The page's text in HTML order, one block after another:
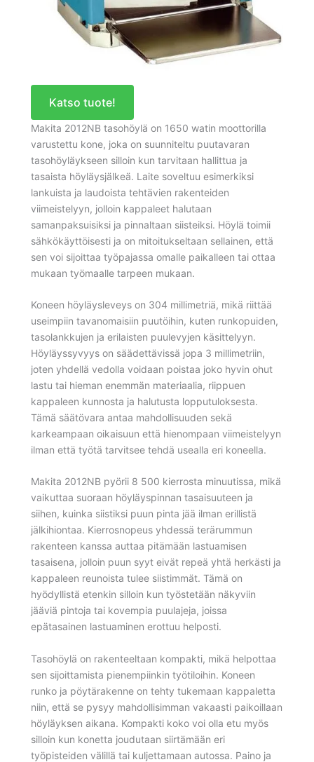
Katso tuote!
Makita 2012NB tasohöylä on 1650 watin moottorilla
varustettu kone, joka on suunniteltu puutavaran
tasohöyläykseen silloin kun tarvitaan hallittua ja
tasaista höyläysjälkeä. Laite soveltuu esimerkiksi
lankuista ja laudoista tehtävien rakenteiden
viimeistelyyn, jolloin kappaleet halutaan
samanpaksuisiksi ja pinnaltaan siisteiksi. Höylä toimii
sähkökäyttöisesti ja on mitoitukseltaan sellainen, että
sen voi sijoittaa työpajassa omalle paikalleen tai ottaa
mukaan työmaalle tarpeen mukaan.
Koneen höyläysleveys on 304 millimetriä, mikä riittää
useimpiin tavanomaisiin puutöihin, kuten runkopuiden,
tasolankkujen ja erilaisten puulevyjen käsittelyyn.
Höyläyssyvyys on säädettävissä jopa 3 millimetriin,
joten yhdellä vedolla voidaan poistaa joko hyvin ohut
lastu tai hieman enemmän materiaalia, riippuen
kappaleen kunnosta ja halutusta lopputuloksesta.
Tämä säätövara antaa mahdollisuuden sekä
karkeampaan oikaisuun että hienompaan viimeistelyyn
ilman että työtä tarvitsee tehdä usealla eri koneella.
Makita 2012NB pyörii 8 500 kierrosta minuutissa, mikä
vaikuttaa suoraan höyläyspinnan tasaisuuteen ja
siihen, kuinka siistiksi puun pinta jää ilman erillistä
jälkihiontaa. Kierrosnopeus yhdessä terärummun
rakenteen kanssa auttaa pitämään lastuamisen
tasaisena, jolloin puun syyt eivät repeä yhtä herkästi ja
kappaleen reunoista tulee siistimmät. Tämä on
hyödyllistä etenkin silloin kun työstetään näkyviin
jääviä pintoja tai kovempia puulajeja, joissa
epätasainen lastuaminen erottuu helposti.
Tasohöylä on rakenteeltaan kompakti, mikä helpottaa
sen sijoittamista pienempiinkin työtiloihin. Koneen
runko ja pöytärakenne on tehty tukemaan kappaletta
niin, että se pysyy mahdollisimman vakaasti paikoillaan
höyläyksen aikana. Kompakti koko voi olla etu myös
silloin kun konetta joudutaan siirtämään eri
työpisteiden välillä tai kuljettamaan autossa. Paino ja